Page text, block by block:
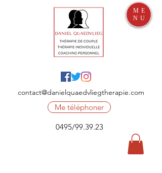
contact@danielquaedvliegtherapie.com
Me téléphoner
0495/99.39.23
ME
NU